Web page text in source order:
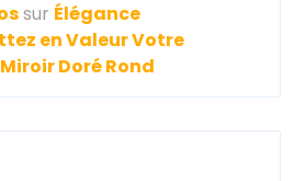
sur Élégance
en Valeur Votre
Doré Rond